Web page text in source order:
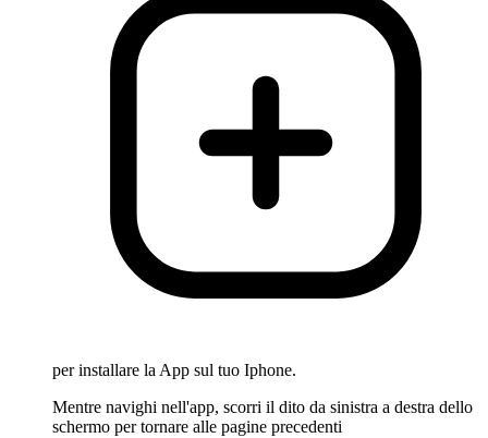
per installare la App sul tuo Iphone.
Mentre navighi nell'app, scorri il dito da sinistra a destra dello
schermo per tornare alle pagine precedenti